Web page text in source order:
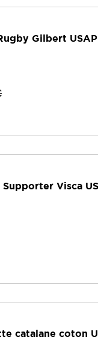
Gilbert USAP
Supporter Visca
catalane coton